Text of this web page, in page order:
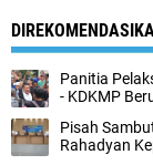
Panitia
- KDKMP
Pisah
Rahadyan